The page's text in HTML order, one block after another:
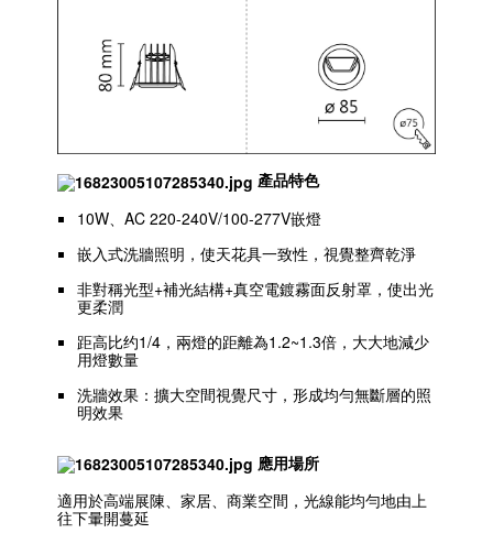
產品特色
10W、AC 220-240V/100-277V嵌燈
嵌入式洗牆照明，使天花具一致性，視覺整齊乾淨
非對稱光型+補光結構+真空電鍍霧面反射罩，使出光
更柔潤
距高比约1/4，兩燈的距離為1.2~1.3倍，大大地減少
用燈數量
洗牆效果：擴大空間視覺尺寸，形成均勻無斷層的照
明效果
應用場所
適用於高端展陳、家居、商業空間，光線能均勻地由上
往下暈開蔓延